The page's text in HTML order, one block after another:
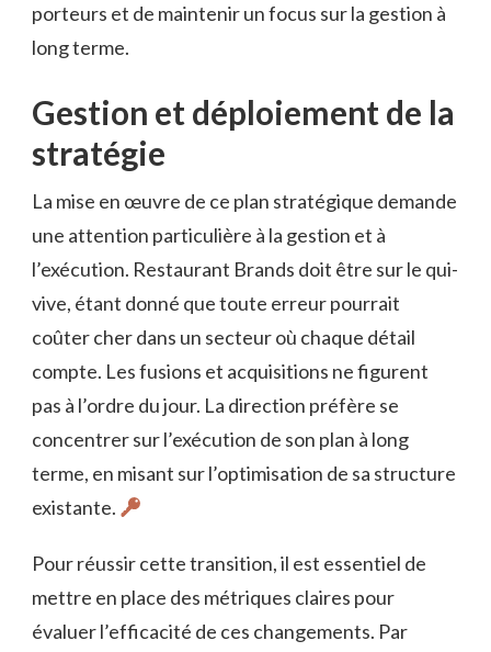
porteurs et de maintenir un focus sur la gestion à
long terme.
Gestion et déploiement de la
stratégie
La mise en œuvre de ce plan stratégique demande
une attention particulière à la gestion et à
l’exécution. Restaurant Brands doit être sur le qui-
vive, étant donné que toute erreur pourrait
coûter cher dans un secteur où chaque détail
compte. Les fusions et acquisitions ne figurent
pas à l’ordre du jour. La direction préfère se
concentrer sur l’exécution de son plan à long
terme, en misant sur l’optimisation de sa structure
existante.
Pour réussir cette transition, il est essentiel de
mettre en place des métriques claires pour
évaluer l’efficacité de ces changements. Par